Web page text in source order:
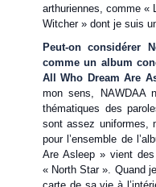
arthuriennes, comme «
Witcher » dont je suis
Peut-on considérer
comme un album
All Who Dream Are
mon sens, NAWDAA
thématiques des
sont assez uniformes,
pour l’ensemble de
Are Asleep » vient
« North Star ». Quand